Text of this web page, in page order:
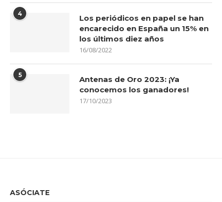
4
Los periódicos en papel se han
encarecido en España un 15% en
los últimos diez años
16/08/2022
5
Antenas de Oro 2023: ¡Ya
conocemos los ganadores!
17/10/2023
ASÓCIATE